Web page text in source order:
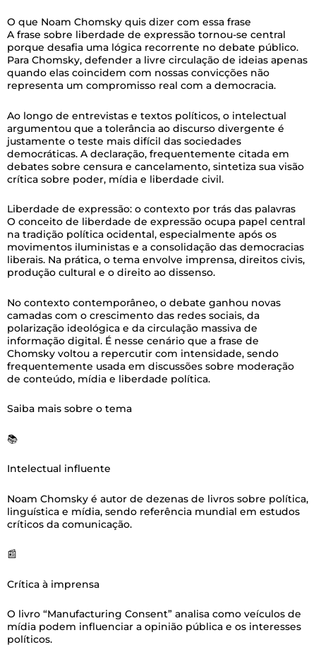
O que Noam Chomsky quis dizer com essa frase
A frase sobre liberdade de expressão tornou-se central
porque desafia uma lógica recorrente no debate público.
Para Chomsky, defender a livre circulação de ideias apenas
quando elas coincidem com nossas convicções não
representa um compromisso real com a democracia.
Ao longo de entrevistas e textos políticos, o intelectual
argumentou que a tolerância ao discurso divergente é
justamente o teste mais difícil das sociedades
democráticas. A declaração, frequentemente citada em
debates sobre censura e cancelamento, sintetiza sua visão
crítica sobre poder, mídia e liberdade civil.
Liberdade de expressão: o contexto por trás das palavras
O conceito de liberdade de expressão ocupa papel central
na tradição política ocidental, especialmente após os
movimentos iluministas e a consolidação das democracias
liberais. Na prática, o tema envolve imprensa, direitos civis,
produção cultural e o direito ao dissenso.
No contexto contemporâneo, o debate ganhou novas
camadas com o crescimento das redes sociais, da
polarização ideológica e da circulação massiva de
informação digital. É nesse cenário que a frase de
Chomsky voltou a repercutir com intensidade, sendo
frequentemente usada em discussões sobre moderação
de conteúdo, mídia e liberdade política.
Saiba mais sobre o tema
📚
Intelectual influente
Noam Chomsky é autor de dezenas de livros sobre política,
linguística e mídia, sendo referência mundial em estudos
críticos da comunicação.
📰
Crítica à imprensa
O livro “Manufacturing Consent” analisa como veículos de
mídia podem influenciar a opinião pública e os interesses
políticos.